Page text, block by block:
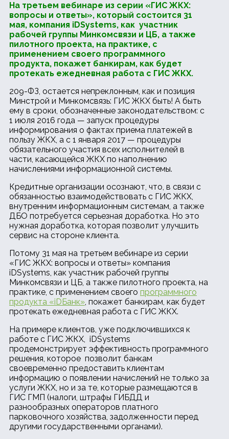
На третьем вебинаре из серии «ГИС ЖКХ:
вопросы и ответы», который состоится 31
мая, компания iDSystems, как участник
рабочей группы Минкомсвязи и ЦБ, а также
пилотного проекта, на практике, с
применением своего программного
продукта, покажет банкирам, как будет
протекать ежедневная работа с ГИС ЖКХ.
209-ФЗ, остается непреклонным, как и позиция
Минстрой и Минкомсвязь: ГИС ЖКХ быть! А быть
ему в сроки, обозначенные законодательством: с
1 июля 2016 года — запуск процедуры
информирования о фактах приема платежей в
пользу ЖКХ, а с 1 января 2017 — процедуры
обязательного участия всех исполнителей в
части, касающейся ЖКХ по наполнению
начислениями информационной системы.
Кредитные организации осознают, что, в связи с
обязанностью взаимодействовать с ГИС ЖКХ,
внутренним информационным системам, а также
ДБО потребуется серьезная доработка. Но это
нужная доработка, которая позволит улучшить
сервис на стороне клиента.
Потому 31 мая на третьем вебинаре из серии
«ГИС ЖКХ: вопросы и ответы» компания
iDSystems, как участник рабочей группы
Минкомсвязи и ЦБ, а также пилотного проекта, на
практике, с применением своего программного
продукта «iDБанк», покажет банкирам, как будет
протекать ежедневная работа с ГИС ЖКХ.
На примере клиентов, уже подключившихся к
работе с ГИС ЖКХ, iDSystems
продемонстрирует эффективность программного
решения, которое позволит банкам
своевременно предоставить клиентам
информацию о появлении начислений не только за
услуги ЖКХ, но и за те, которые размещаются в
ГИС ГМП (налоги, штрафы ГИБДД и
разнообразных операторов платного
парковочного хозяйства, задолженности перед
другими государственными органами).